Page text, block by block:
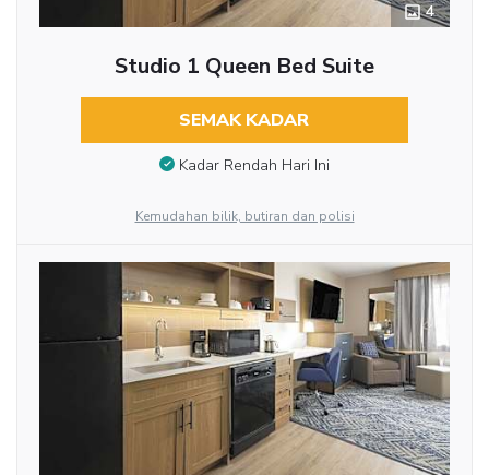
4
Studio 1 Queen Bed Suite
SEMAK KADAR
Kadar Rendah Hari Ini
Kemudahan bilik, butiran dan polisi